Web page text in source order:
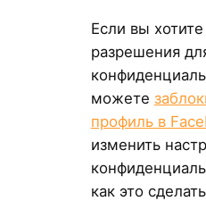
Если вы
разрешения
можете
профиль в
изменить
как это